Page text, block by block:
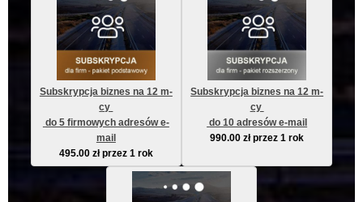
Subskrypcja biznes na 12 m-
cy
mail
495.00 zł przez 1 rok
Subskrypcja biznes na 12 m-
cy
do 10 adresów e-mail
990.00zł przez 1 rok